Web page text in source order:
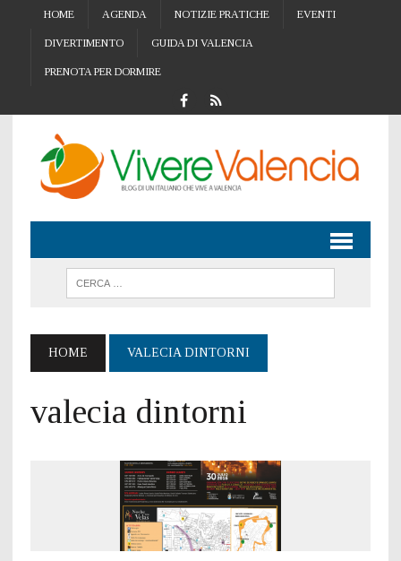
HOME AGENDA NOTIZIE PRATICHE EVENTI
DIVERTIMENTO GUIDA DI VALENCIA
PRENOTA PER DORMIRE
HOME VALECIA DINTORNI
valecia dintorni